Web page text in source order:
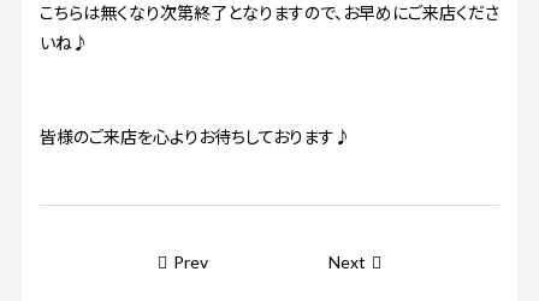
こちらは無くなり次第終了となりますので、お早めにご来店くださ
いね♪
皆様のご来店を心よりお待ちしております♪
Prev Next